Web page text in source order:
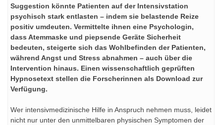
Suggestion könnte Patienten auf der Intensivstation
psychisch stark entlasten – indem sie belastende Reize
positiv umdeuten. Vermittelte ihnen eine Psychologin,
dass Atemmaske und piepsende Geräte Sicherheit
bedeuten, steigerte sich das Wohlbefinden der Patienten,
während Angst und Stress abnahmen – auch über die
Intervention hinaus. Einen wissenschaftlich geprüften
Hypnosetext stellen die Forscherinnen als Download zur
Verfügung.
Wer intensivmedizinische Hilfe in Anspruch nehmen muss, leidet
nicht nur unter den unmittelbaren physischen Symptomen der